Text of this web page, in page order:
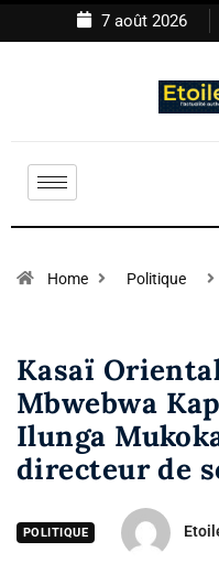
7 août 2026
Home Politique
Kasaï
Mbwebwa
Ilunga
directeur de
POLITIQUE